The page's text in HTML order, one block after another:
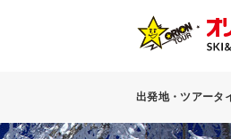
出発地・ツアータ